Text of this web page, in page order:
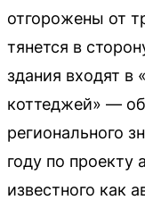
отгорожены от
тянется в
здания входят в
коттеджей» —
регионального
году по проекту
известного как